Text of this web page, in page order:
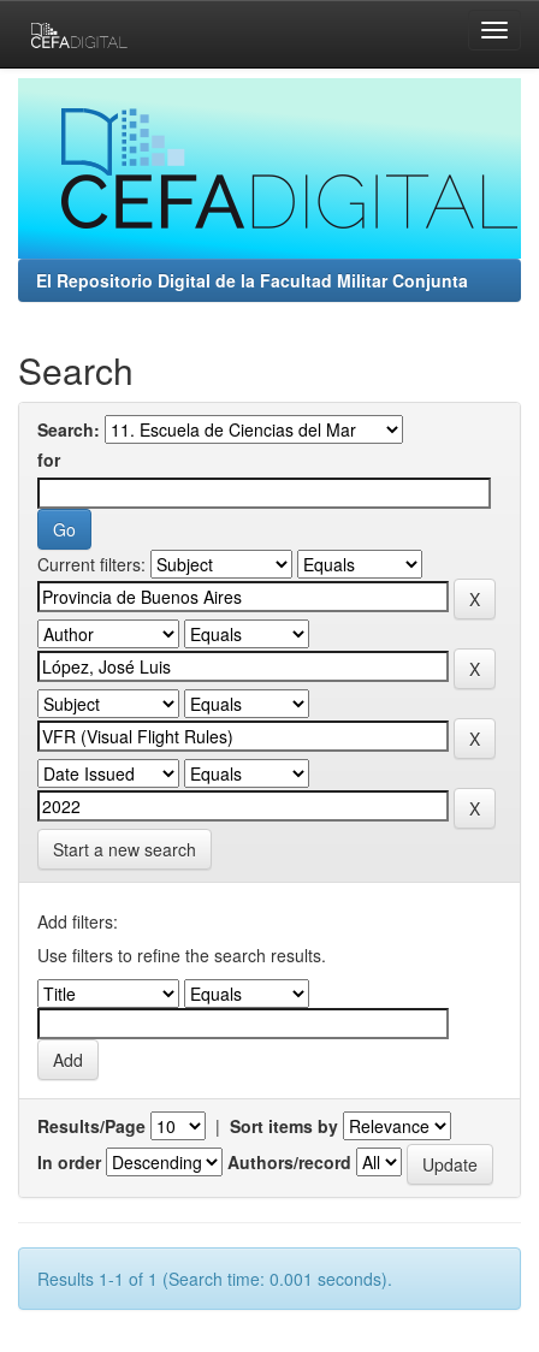
navigation
El Repositorio Digital de la Facultad Militar Conjunta
Search
Search:
for
Current filters:
Start a new search
Add filters:
Use filters to refine the search results.
Results/Page | Sort items by
In order
Authors/record
Results 1-1 of 1 (Search time: 0.001 seconds).